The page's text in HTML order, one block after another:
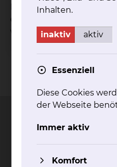
Fernseh-, Radio- und
ein eigenes mobiles
werden.
Kontakt
Bildnachweise
Inhalten.
inaktiv aktiv
Essenziell
Diese Cookies
der Webseite
Immer aktiv
Komfort